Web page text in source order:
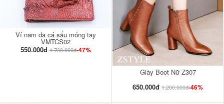
Ví nam da cá sấu móng tay
VMTCS02
550.000đ 1.700.000đ-47%
Giày Boot Nữ Z307
650.000đ 1.200.000đ-46%